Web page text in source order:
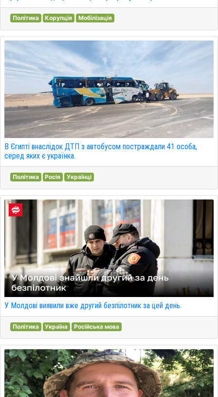
Політика Корупція Мобілізація
В Єгипті внаслідок ДТП з автобусом постраждали 41 особа,
серед яких є українка.
Політика Росія Українці
У Молдові виявили вже другий безпілотник за цей день.
Політика Україна Російська мова